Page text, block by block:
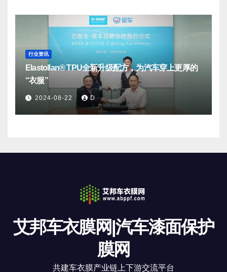
行业资讯
Elastollan® TPU全新升级配方，为汽车穿上更厚的
“衣服”
2024-08-22 D
艾邦车衣膜网|汽车漆面保护
膜网
共建车衣膜产业链上下游交流平台